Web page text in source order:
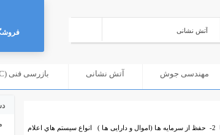
مهندسی جوش آتش نشانی بازرسی فنی (QC)
هدف از اجرای سیستم اعلام حریق 1- ﺣﻔﻆ ﺟﺎن اﻧﺴﺎﻧﮭﺎ 2- ﺣﻔﻆ از ﺳﺮﻣﺎیه ھﺎ (اﻣﻮال و داراﯾﯽ ھﺎ ) اﻧﻮاع ﺳﯿﺴﺘﻢ ﻫﺎي اﻋﻼم